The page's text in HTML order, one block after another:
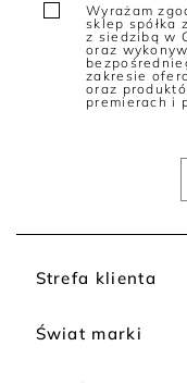
Jeśli chcesz wyróżnić
się jak królewna w
jedwabiu Patrizia
zawiedzie. Nareszcie
Jedwab ma swój
kompozycję z Twoją
Sukienki z jedwabiu
minimalistyczne,
Patrizia Aryton!
Modne sukienki z
Patrizia Aryton, to
Strefa klienta
Świat marki
Wyrażam
sklep spółka
z siedzibą w
oraz
zakresie
oraz
premierach i